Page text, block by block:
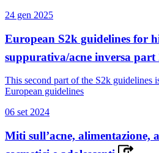
24 gen 2025
European S2k guidelines for
suppurativa/acne inversa part
This second part of the S2k guidelines
European guidelines
06 set 2024
Miti sull’acne, alimentazione,